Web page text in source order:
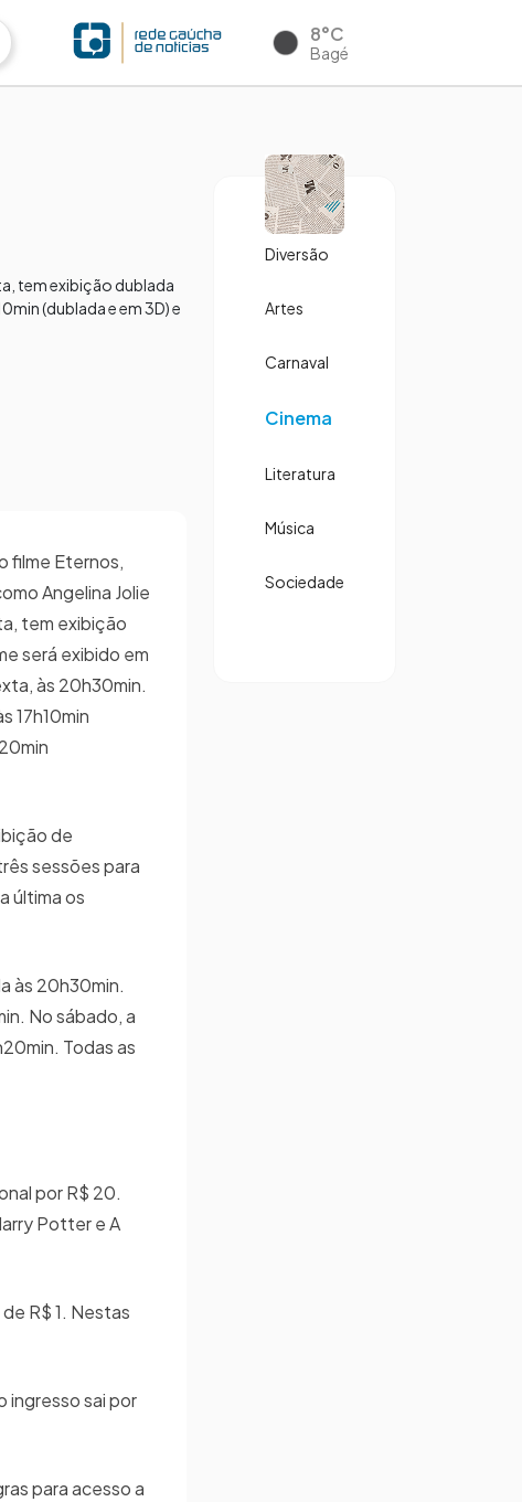
8°C
Bagé
tem exibição dublada
(dublada e em 3D) e
filme Eternos,
Angelina Jolie
tem exibição
será exibido em
às 20h30min.
17h10min
de
sessões para
última os
às 20h30min.
No sábado, a
Todas as
por R$ 20.
Potter e A
R$ 1. Nestas
ingresso sai por
para acesso a
Diversão
Artes
Carnaval
Cinema
Literatura
Música
Sociedade